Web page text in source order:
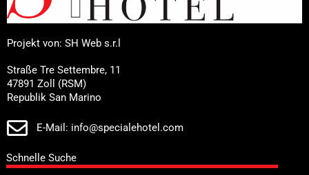
Projekt von: SH Web s.r.l
Straße Tre Settembre, 11
47891 Zoll (RSM)
Republik San Marino
E-Mail: info@specialehotel.com
Schnelle Suche